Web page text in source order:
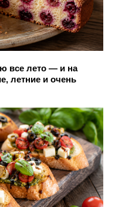
все лето — и на
летние и очень